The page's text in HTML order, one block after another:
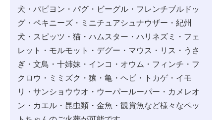
犬・パピヨン・パグ・ビーグル・フレンチブルドッ
グ・ペキニーズ・ミニチュアシュナウザー・紀州
犬・スピッツ・猫・ハムスター・ハリネズミ・フェ
レット・モルモット・デグー・マウス・リス・うさ
ぎ・文鳥・十姉妹・インコ・オウム・フィンチ・フ
クロウ・ミミズク・猿・亀・ヘビ・トカゲ・イモ
リ・サンショウウオ・ウーパールーパー・カメレオ
ン・カエル・昆虫類・金魚・観賞魚など様々なペッ